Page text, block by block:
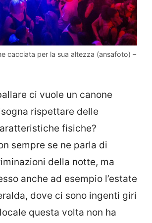
cacciata per la sua altezza (ansafoto) –
ci vuole un canone
rispettare delle
fisiche?
sempre se ne parla di
della notte, ma
anche ad esempio l’estate
dove ci sono ingenti giri
questa volta non ha